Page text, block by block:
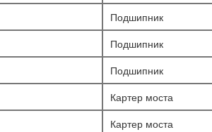
Подшипник
Подшипник
Подшипник
Картер моста
Картер моста